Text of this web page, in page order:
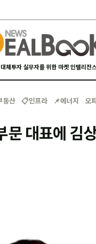
체투자 실무자를 위한 마켓 인텔리전
동산 📋인프라 📌에너지 오
문 대표에 김